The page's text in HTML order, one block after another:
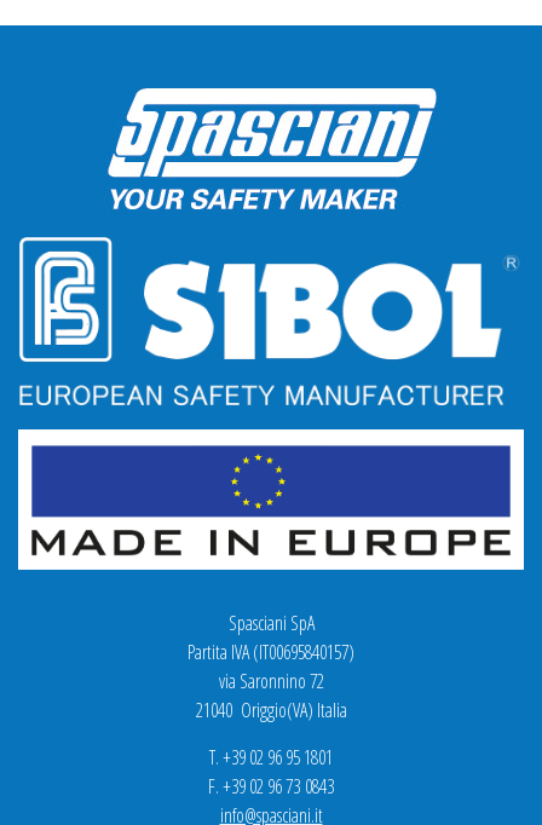
Spasciani SpA
Partita IVA (IT00695840157)
via Saronnino 72
21040 Origgio(VA) Italia
T. +39 02 96 95 1801
F. +39 02 96 73 0843
info@spasciani.it